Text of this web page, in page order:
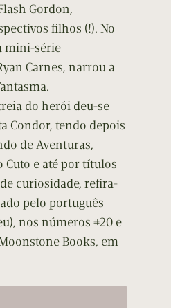
Gordon,
filhos (!). No
mini-série
Carnes, narrou a
do herói deu-se
Condor, tendo depois
de Aventuras,
Cuto e até por títulos
curiosidade, refira-
pelo português
nos números #20 e
Books, em